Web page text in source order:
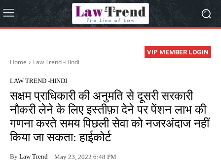
VIP MEMBER LOGIN
Home Law Trend -Hindi
LAW TREND -HINDI
सक्षम प्राधिकारी की अनुमति से दूसरी सरकारी
नौकरी लेने के लिए इस्तीफ़ा देने पर पेंशन लाभ की
गणना करते समय पिछली सेवा को नजरअंदाज नहीं
किया जा सकता: हाईकोर्ट
By Law Trend May 23, 2022 6:48 PM